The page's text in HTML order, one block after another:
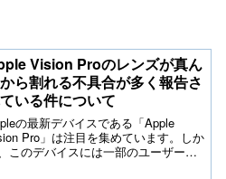
Vision Proのレンズが真ん
ら割れる不具合が多く報告さ
いる件について
の最新デバイスである「Apple
Pro」は注目を集めています。しか
このデバイスには一部のユーザーか